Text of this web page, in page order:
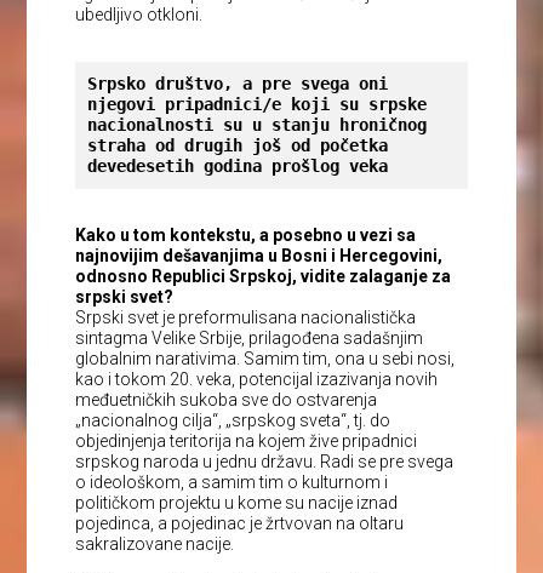
ubedljivo otkloni.
Srpsko društvo, a pre svega oni
njegovi pripadnici/e koji su srpske
nacionalnosti su u stanju hroničnog
straha od drugih još od početka
devedesetih godina prošlog veka
Kako u tom kontekstu, a posebno u vezi sa
najnovijim dešavanjima u Bosni i Hercegovini,
odnosno Republici Srpskoj, vidite zalaganje za
srpski svet?
Srpski svet je preformulisana nacionalistička
sintagma Velike Srbije, prilagođena sadašnjim
globalnim narativima. Samim tim, ona u sebi nosi,
kao i tokom 20. veka, potencijal izazivanja novih
međuetničkih sukoba sve do ostvarenja
„nacionalnog cilja“, „srpskog sveta“, tj. do
objedinjenja teritorija na kojem žive pripadnici
srpskog naroda u jednu državu. Radi se pre svega
o ideološkom, a samim tim o kulturnom i
političkom projektu u kome su nacije iznad
pojedinca, a pojedinac je žrtvovan na oltaru
sakralizovane nacije.